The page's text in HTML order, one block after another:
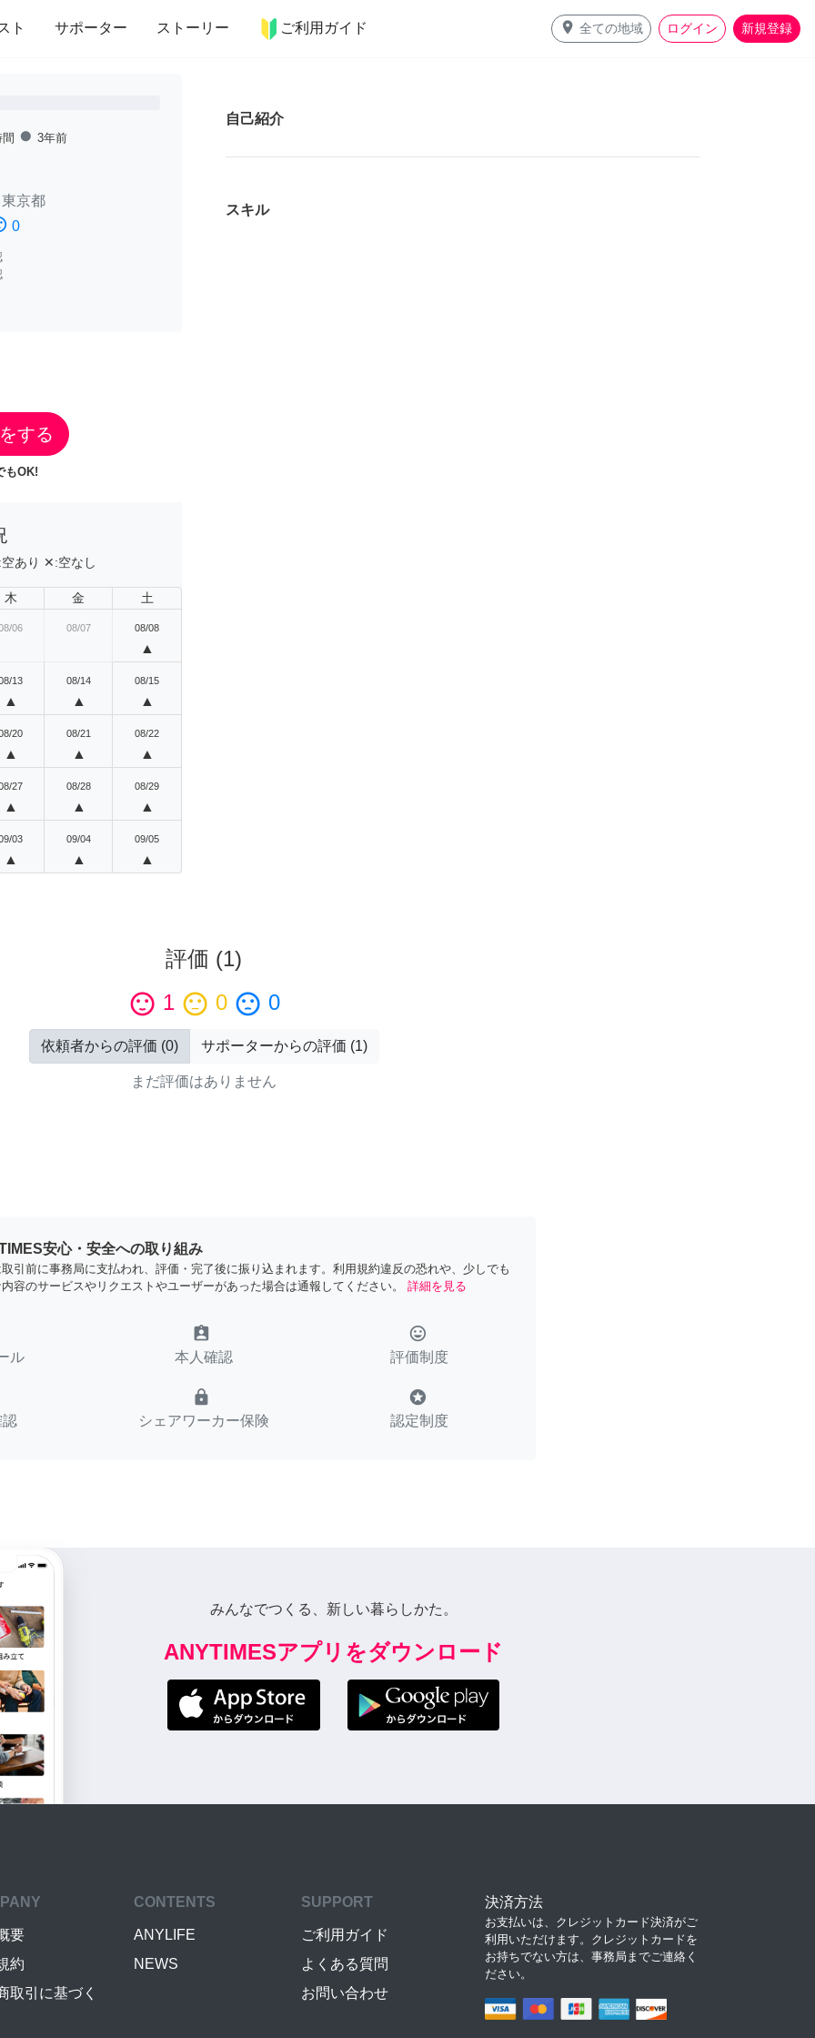
ト サポーター ストーリー ご利用ガイド place 全ての地域 ログイン 新規登録
インテリア 趣味・習い事 ペット 料理
fiber_manual_record 3年前
東京都
0
する
もOK!
空あり ✕:空なし
木 金 土
06 08/07 08/08
▲
13
▲
08/14
▲
08/15
▲
20
▲
08/21
▲
08/22
▲
27
▲
08/28
▲
08/29
▲
03
▲
09/04
▲
09/05
▲
自己紹介
スキル
評価 (1)
sentiment_satisfied 1 sentiment_neutral 0 sentiment_dissatisfied 0
依頼者からの評価 (0) サポーターからの評価 (1)
まだ評価はありません
安心・安全への取り組み
引前に事務局に支払われ、評価・完了後に振り込まれます。利用規約違反の恐れや、少しでも
容のサービスやリクエストやユーザーがあった場合は通報してください。
詳細を見る
ル
assignment_ind
本人確認
tag_faces
評価制度
lock
シェアワーカー保険
stars
認定制度
みんなでつくる、新しい暮らしかた。
ANYTIMESアプリをダウンロード
要
約
取引に基づく
CONTENTS
ANYLIFE
NEWS
SUPPORT
ご利用ガイド
よくある質問
お問い合わせ
決済方法
お支払いは、クレジットカード決済がご
利用いただけます。クレジットカードを
お持ちでない方は、事務局までご連絡く
ださい。